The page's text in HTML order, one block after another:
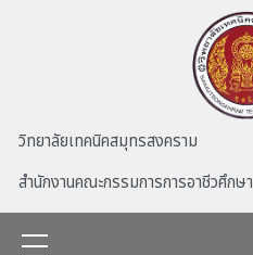
วิทยาลัยเทคนิคสมุทรสงคราม
สำนักงานคณะกรรมการการอาชีวศึกษา